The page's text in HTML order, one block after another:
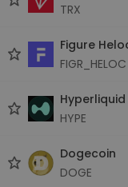
TRX
Figure
FIGR_HELOC
Hyperliquid
HYPE
Dogecoin
DOGE